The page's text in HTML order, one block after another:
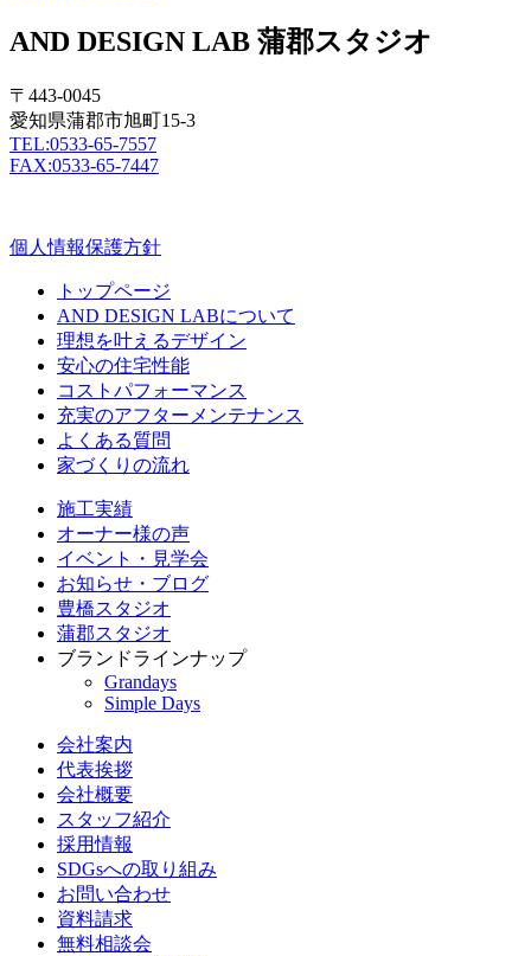
AND DESIGN LAB 蒲郡スタジオ
〒443-0045
愛知県蒲郡市旭町15-3
TEL:0533-65-7557
FAX:0533-65-7447
個人情報保護方針
トップページ
AND DESIGN LABについて
理想を叶えるデザイン
安心の住宅性能
コストパフォーマンス
充実のアフターメンテナンス
よくある質問
家づくりの流れ
施工実績
オーナー様の声
イベント・見学会
お知らせ・ブログ
豊橋スタジオ
蒲郡スタジオ
ブランドラインナップ
Grandays
Simple Days
会社案内
代表挨拶
会社概要
スタッフ紹介
採用情報
SDGsへの取り組み
お問い合わせ
資料請求
無料相談会